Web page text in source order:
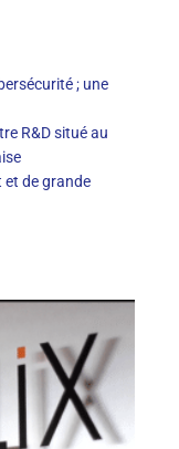
; une
R&D situé au
et de grande